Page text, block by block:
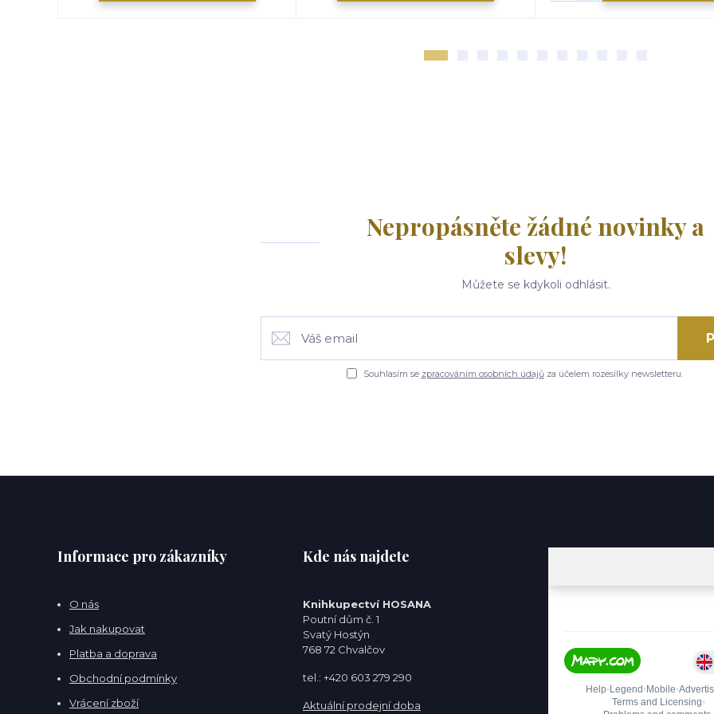
Nepropásněte žádné novinky a
slevy!
Můžete se kdykoli odhlásit.
Souhlasím se zpracováním osobních údajůza účelem rozesílky newsletteru.
Informace pro zákazníky
O nás
Jak nakupovat
Platba a doprava
Obchodní podmínky
Vrácení zboží
Kde nás najdete
Knihkupectví HOSANA
Poutní dům č. 1
Svatý Hostýn
768 72 Chvalčov
tel.: +420 603 279 290
Aktuální prodejní doba